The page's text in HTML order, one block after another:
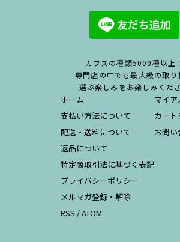
カフスの種類5000種以上！
専門店の中でも最大級の取り
選ぶ楽しみをお楽しみくだ
ホーム
支払い方法について
配送・送料について
返品について
特定商取引法に基づく表記
プライバシーポリシー
メルマガ登録・解除
RSS /ATOM
マイア
カート
お問い